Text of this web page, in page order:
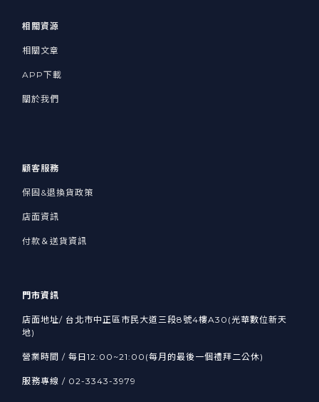
相關資源
相關文章
APP下載
關於我們
顧客服務
保固&退換貨政策
店面資訊
付款＆送貨資訊
門市資訊
店面地址/ 台北市中正區市民大道三段8號4樓A30(光華數位新天
地)
營業時間 / 每日12:00~21:00(每月的最後一個禮拜二公休)
服務專線 / 02-3343-3979